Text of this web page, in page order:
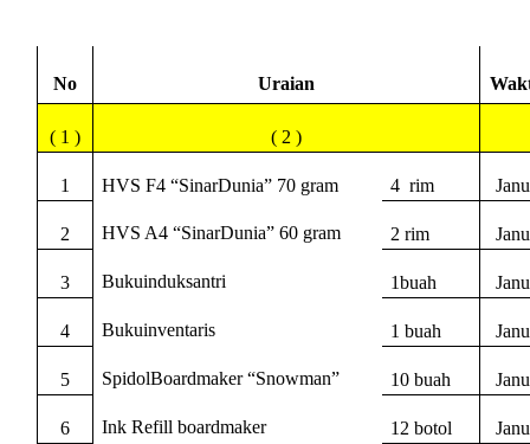
No Uraian
( 1 ) ( 2 )
1 HVS F4 “SinarDunia” 70 gram 4 rim
2 HVS A4 “SinarDunia” 60 gram 2 rim
3 Bukuinduksantri 1buah
4 Bukuinventaris 1 buah
5 SpidolBoardmaker “Snowman” 10 buah
6 Ink Refill boardmaker 12 botol